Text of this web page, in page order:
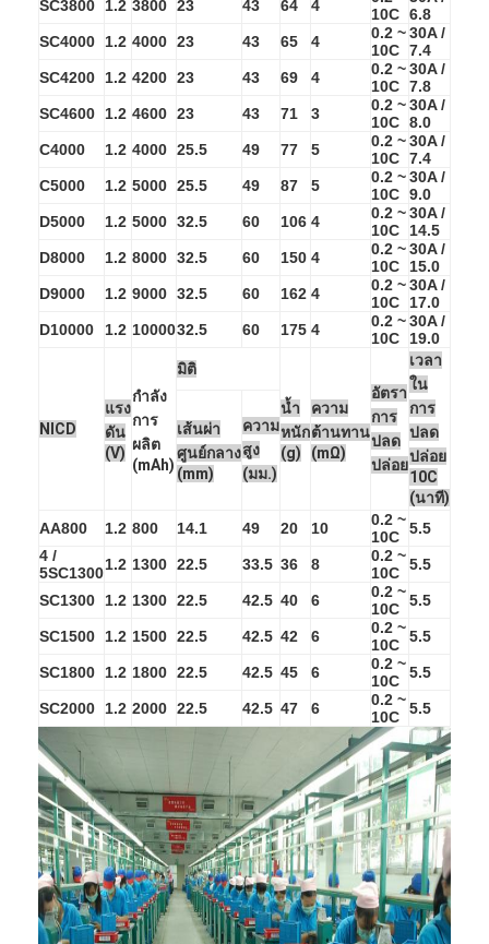
แบตเตอรี่แบบชาร์จไฟได้ NIMH
เครื่องชาร์จแบตเตอรี่ LCD
ชุดแบตเตอรี่ Nimh
ชุดแบตเตอรี่ลิเธียมไอออน
แบตเตอรี่ไฟฉายแบบชาร์จไฟได้
Li Mno2 แบตเตอรี่
Li Socl2 แบตเตอรี่
SC3800 1.2 3800 23 43 64 4
10C 6.8
SC4000
1.2 4000 23 43 65 4
0.2 ~
10C
30A /
7.4
SC4200
1.2 4200 23 43 69 4
0.2 ~
10C
30A /
7.8
SC4600
1.2 4600 23 43 71 3
0.2 ~
10C
30A /
8.0
C4000
1.2 4000 25.5 49 77 5
0.2 ~
10C
30A /
7.4
C5000
1.2 5000 25.5 49 87 5
0.2 ~
10C
30A /
9.0
D5000
1.2 5000 32.5 60 106 4
0.2 ~
10C
30A /
14.5
D8000
1.2 8000 32.5 60 150 4
0.2 ~
10C
30A /
15.0
D9000
1.2 9000 32.5 60 162 4
0.2 ~
10C
30A /
17.0
D10000
1.2 1000032.5 60 175 4
0.2 ~
10C
30A /
19.0
NICD
แรง
ดัน
(V)
กำลัง
การ
ผลิต
(mAh)
มิติ
น้ำ
หนัก
(g)
ความ
ต้านทาน
(mΩ)
อัตรา
การ
ปลด
ปล่อย
เวลา
ใน
การ
ปลด
ปล่อย
10C
(นาที)
เส้นผ่า
ศูนย์กลาง
(mm)
ความ
สูง
(มม.)
AA800 1.2 800 14.1 49 20 10
0.2 ~
10C 5.5
4 /
5SC13001.2 1300 22.5 33.5 36 8
0.2 ~
10C 5.5
SC1300 1.2 1300 22.5 42.5 40 6
0.2 ~
10C 5.5
SC1500 1.2 1500 22.5 42.5 42 6
0.2 ~
10C 5.5
SC1800 1.2 1800 22.5 42.5 45 6
0.2 ~
10C 5.5
SC2000 1.2 2000 22.5 42.5 47 6
0.2 ~
10C 5.5